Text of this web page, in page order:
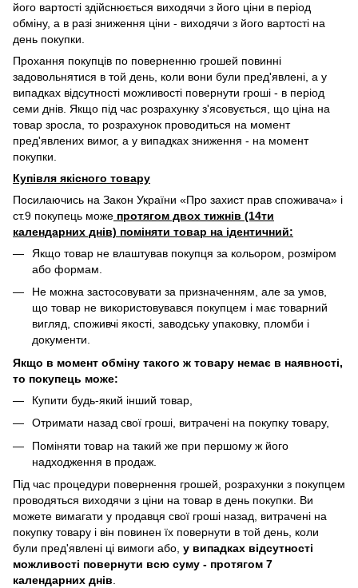
його вартості здійснюється виходячи з його ціни в період
обміну, а в разі зниження ціни - виходячи з його вартості на
день покупки.
Прохання покупців по поверненню грошей повинні
задовольнятися в той день, коли вони були пред'явлені, а у
випадках відсутності можливості повернути гроші - в період
семи днів. Якщо під час розрахунку з'ясовується, що ціна на
товар зросла, то розрахунок проводиться на момент
пред'явлених вимог, а у випадках зниження - на момент
покупки.
Купівля якісного товару
Посилаючись на Закон України «Про захист прав споживача» і
ст.9 покупець може протягом двох тижнів (14ти
календарних днів) поміняти товар на ідентичний:
Якщо товар не влаштував покупця за кольором, розміром
або формам.
Не можна застосовувати за призначенням, але за умов,
що товар не використовувався покупцем і має товарний
вигляд, споживчі якості, заводську упаковку, пломби і
документи.
Якщо в момент обміну такого ж товару немає в наявності,
то покупець може:
Купити будь-який інший товар,
Отримати назад свої гроші, витрачені на покупку товару,
Поміняти товар на такий же при першому ж його
надходження в продаж.
Під час процедури повернення грошей, розрахунки з покупцем
проводяться виходячи з ціни на товар в день покупки. Ви
можете вимагати у продавця свої гроші назад, витрачені на
покупку товару і він повинен їх повернути в той день, коли
були пред'явлені ці вимоги або, у випадках відсутності
можливості повернути всю суму - протягом 7
календарних днів